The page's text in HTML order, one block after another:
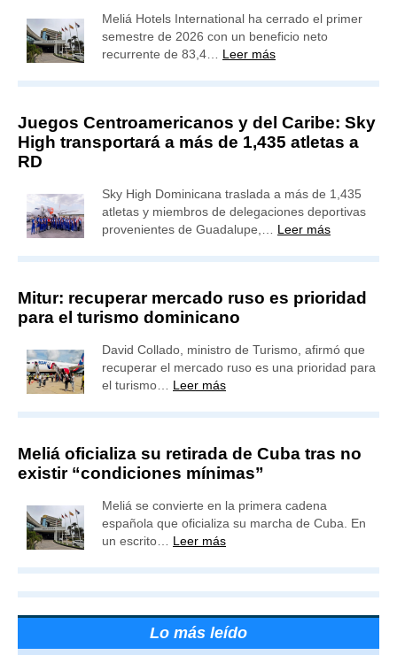
Meliá Hotels International ha cerrado el primer
semestre de 2026 con un beneficio neto
recurrente de 83,4… Leer más
Juegos Centroamericanos y del Caribe: Sky
High transportará a más de 1,435 atletas a
RD
Sky High Dominicana traslada a más de 1,435
atletas y miembros de delegaciones deportivas
provenientes de Guadalupe,… Leer más
Mitur: recuperar mercado ruso es prioridad
para el turismo dominicano
David Collado, ministro de Turismo, afirmó que
recuperar el mercado ruso es una prioridad para
el turismo… Leer más
Meliá oficializa su retirada de Cuba tras no
existir “condiciones mínimas”
Meliá se convierte en la primera cadena
española que oficializa su marcha de Cuba. En
un escrito… Leer más
Lo más leído